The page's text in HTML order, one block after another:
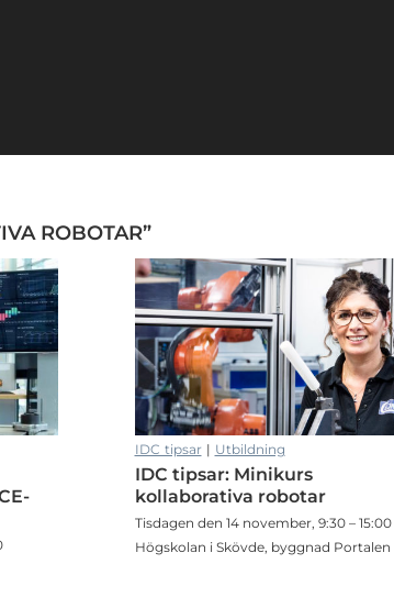
ROBOTAR”
IDC tipsar| Utbildning
IDC tipsar: Minikurs
kollaborativa robotar
Tisdagen den 14 november, 9:30 – 15:00
Högskolan i Skövde, byggnad Portalen